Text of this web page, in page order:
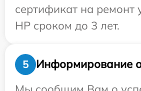
сертификат на ремонт
HP сроком до 3 лет.
5
Информирование о